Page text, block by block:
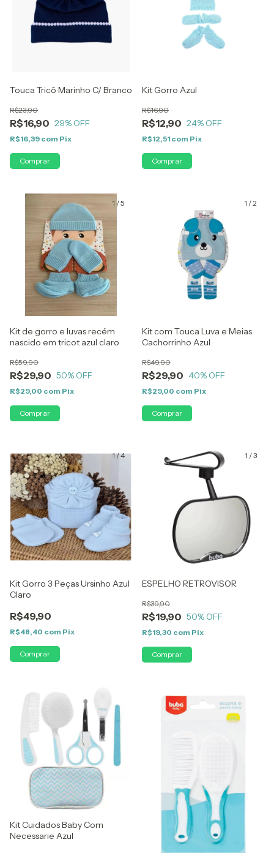
Touca Tricô Marinho C/ Branco
R$16,90
R$23,90
29% OFF
R$16,39 com Pix
Kit Gorro Azul
R$12,90
R$16,90
24% OFF
R$12,51 com Pix
1 /5
Kit de gorro e luvas recém
nascido em tricot azul claro
R$29,90
R$59,90
50% OFF
R$29,00 com Pix
1 /2
Kit com Touca Luva e Meias
Cachorrinho Azul
R$29,90
R$49,90
40% OFF
R$29,00 com Pix
1/4
Kit Gorro 3 Peças Ursinho Azul
Claro
R$49,90
R$48,40 com Pix
1 /3
ESPELHO RETROVISOR
R$19,90
R$39,90
50% OFF
R$19,30 com Pix
Kit Cuidados Baby Com
Necessarie Azul